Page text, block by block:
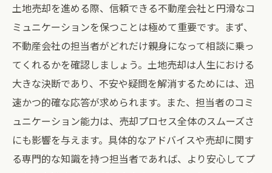
土地売却を進める際、信頼できる不動産会社と円滑なコ
ミュニケーションを保つことは極めて重要です。まず、
不動産会社の担当者がどれだけ親身になって相談に乗っ
てくれるかを確認しましょう。土地売却は人生における
大きな決断であり、不安や疑問を解消するためには、迅
速かつ的確な応答が求められます。また、担当者のコミ
ュニケーション能力は、売却プロセス全体のスムーズさ
にも影響を与えます。具体的なアドバイスや売却に関す
る専門的な知識を持つ担当者であれば、より安心してプ